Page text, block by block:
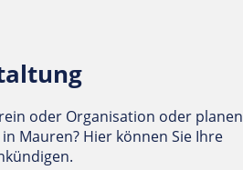
oder Organisation oder planen
Mauren? Hier können Sie Ihre